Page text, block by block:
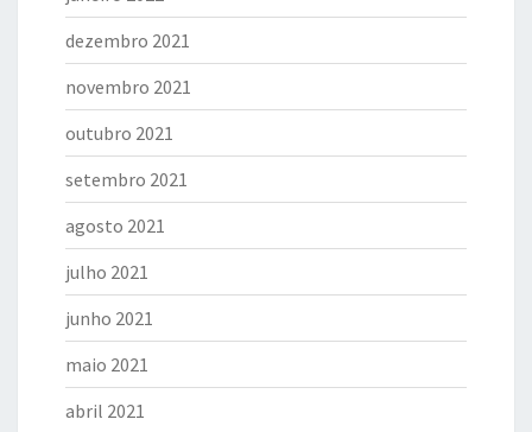
dezembro 2021
novembro 2021
outubro 2021
setembro 2021
agosto 2021
julho 2021
junho 2021
maio 2021
abril 2021